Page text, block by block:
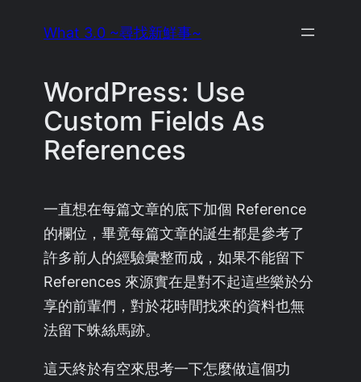
What 3.0 ~尋找新鮮事~
WordPress: Use
Custom Fields As
References
一直想在每篇文章的底下加個 Reference
的欄位，畢竟每篇文章的誕生都是參考了
許多前人的經驗彙整而成，如果不能留下
References 來源實在是對不起這些樂於分
享的前輩們，對於花時間找來的資料也無
法留下蛛絲馬跡。
這天終於有空來思考一下怎麼做這個功